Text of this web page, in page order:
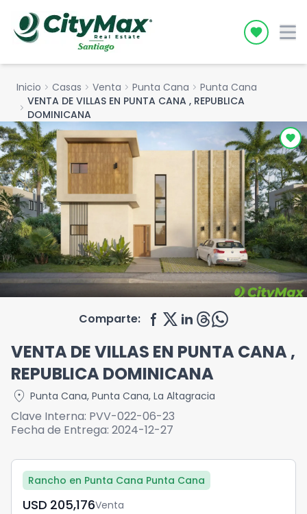
Icon
Inicio chevron_right Casas chevron_right Venta chevron_right Punta Cana chevron_right Punta Cana
chevron_right VENTA DE VILLAS EN PUNTA CANA , REPUBLICA
DOMINICANA
Comparte:
VENTA DE VILLAS EN PUNTA CANA ,
REPUBLICA DOMINICANA
location_on Punta Cana, Punta Cana, La Altagracia
Clave Interna: PVV-022-06-23
Fecha de Entrega: 2024-12-27
Rancho en Punta Cana Punta Cana
USD	205,176Venta